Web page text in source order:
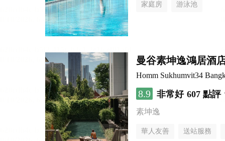
家庭房 游泳池
曼谷素坤逸鴻居酒
Homm Sukhumvit34
8.9 非常好 607 點評
素坤逸
華人友善 送站服務